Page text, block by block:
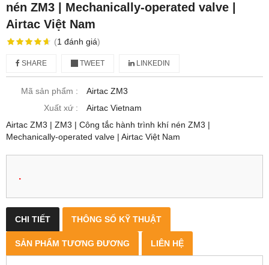
nén ZM3 | Mechanically-operated valve |
Airtac Việt Nam
(1 đánh giá)
SHARE TWEET LINKEDIN
Mã sản phẩm :
Airtac ZM3
Xuất xứ :
Airtac Vietnam
Airtac ZM3 | ZM3 | Công tắc hành trình khí nén ZM3 |
Mechanically-operated valve | Airtac Việt Nam
.
CHI TIẾT THÔNG SỐ KỸ THUẬT
SẢN PHẨM TƯƠNG ĐƯƠNG LIÊN HỆ